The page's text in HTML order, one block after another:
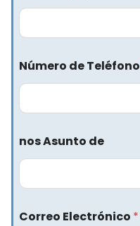
Número de Teléfono
nos Asunto de
Correo Electrónico *